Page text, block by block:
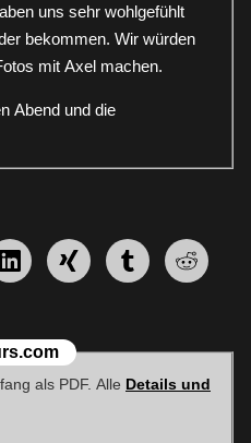
uns sehr wohlgefühlt
bekommen. Wir würden
mit Axel machen.
Abend und die
mitteilen teilen teilen
E-Book mit über 290 Seiten Umfang als PDF. Alle Details und